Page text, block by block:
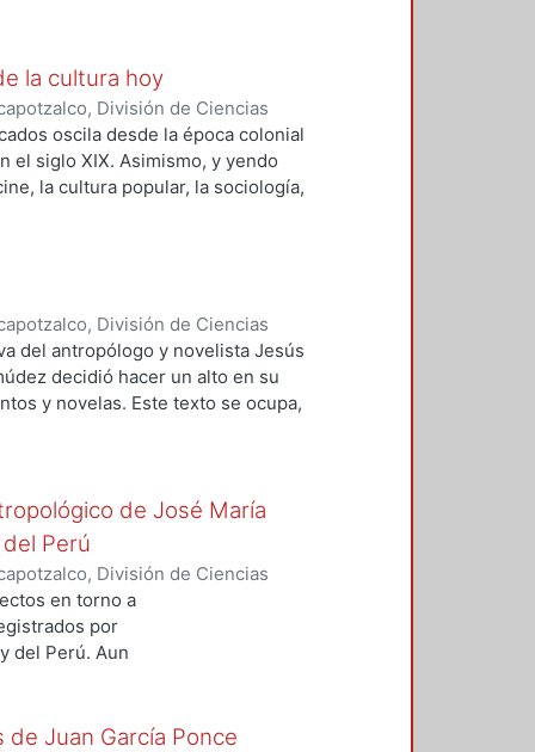
del trauma, violencia,
of trauma, violence,
girl, are two Cervantine
a poem and the latter
recover the
that Cervantes along
of the Spanish pastoral
of Don Quixote. tyvlxl
la cultura hoy
División de Ciencias
Área de Historia y Cultura
;Medina, Manuel F.,
oscila desde la época colonial
el siglo XIX. Asimismo, y yendo
la cultura popular, la sociología,
División de Ciencias
,2013-12) Francisco Torres,
del antropólogo y novelista Jesús
decidió hacer un alto en su
y novelas. Este texto se ocupa,
and novelist Jesús Morales
to stop to edit again his stories
putting aside his stories
tyvlxli
de José María
Perú
División de Ciencias
, 2011-12
en torno a
por
del Perú. Aun
claridad para
que motivan
Juan García Ponce